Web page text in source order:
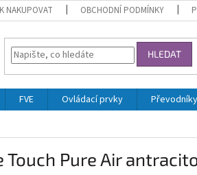
NAKUPOVAT OBCHODNÍ PODMÍNKY
HLEDAT
FVE Ovládací prvky Převodníky
Touch Pure Air